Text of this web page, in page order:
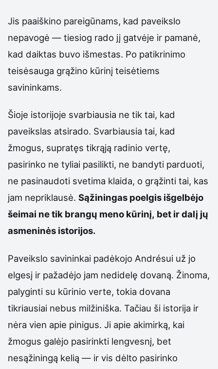
Jis paaiškino pareigūnams, kad paveikslo
nepavogė — tiesiog rado jį gatvėje ir pamanė,
kad daiktas buvo išmestas. Po patikrinimo
teisėsauga grąžino kūrinį teisėtiems
savininkams.
Šioje istorijoje svarbiausia ne tik tai, kad
paveikslas atsirado. Svarbiausia tai, kad
žmogus, supratęs tikrąją radinio vertę,
pasirinko ne tyliai pasilikti, ne bandyti parduoti,
ne pasinaudoti svetima klaida, o grąžinti tai, kas
jam nepriklausė. Sąžiningas poelgis išgelbėjo
šeimai ne tik brangų meno kūrinį, bet ir dalį jų
asmeninės istorijos.
Paveikslo savininkai padėkojo Andrésui už jo
elgesį ir pažadėjo jam nedidelę dovaną. Žinoma,
palyginti su kūrinio verte, tokia dovana
tikriausiai nebus milžiniška. Tačiau ši istorija ir
nėra vien apie pinigus. Ji apie akimirką, kai
žmogus galėjo pasirinkti lengvesnį, bet
nesąžiningą kelią — ir vis dėlto pasirinko